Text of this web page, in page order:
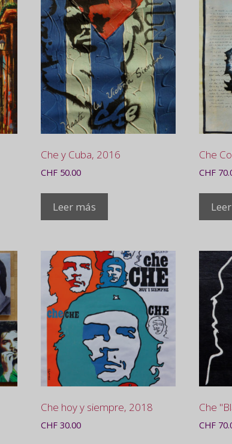
Che y Cuba, 2016
CHF50.00
Leer más
Che
CHF
Che hoy y siempre, 2018
CHF30.00
Che
CHF